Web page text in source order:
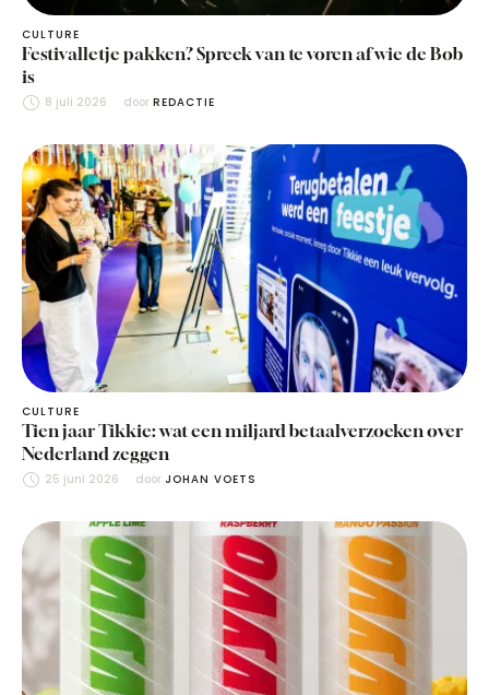
CULTURE
Festivalletje pakken? Spreek van te voren af wie de Bob
is
8 juli 2026 door REDACTIE
CULTURE
Tien jaar Tikkie: wat een miljard betaalverzoeken over
Nederland zeggen
25 juni 2026 door JOHAN VOETS